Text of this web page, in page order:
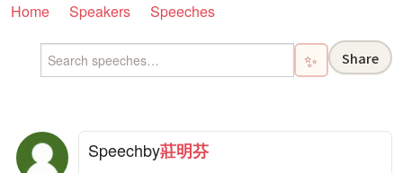
Home Speakers Speeches
✨ Share
Speechby莊明芬